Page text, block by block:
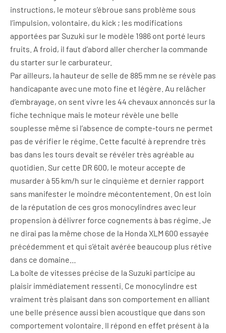
instructions, le moteur s’ébroue sans problème sous
l’impulsion, volontaire, du kick ; les modifications
apportées par Suzuki sur le modèle 1986 ont porté leurs
fruits. A froid, il faut d’abord aller chercher la commande
du starter sur le carburateur.
Par ailleurs, la hauteur de selle de 885 mm ne se révèle pas
handicapante avec une moto fine et légère. Au relâcher
d’embrayage, on sent vivre les 44 chevaux annoncés sur la
fiche technique mais le moteur révèle une belle
souplesse même si l’absence de compte-tours ne permet
pas de vérifier le régime. Cette faculté à reprendre très
bas dans les tours devait se révéler très agréable au
quotidien. Sur cette DR 600, le moteur accepte de
musarder à 55 km/h sur le cinquième et dernier rapport
sans manifester le moindre mécontentement. On est loin
de la réputation de ces gros monocylindres avec leur
propension à délivrer force cognements à bas régime. Je
ne dirai pas la même chose de la Honda XLM 600 essayée
précédemment et qui s’était avérée beaucoup plus rétive
dans ce domaine…
La boîte de vitesses précise de la Suzuki participe au
plaisir immédiatement ressenti. Ce monocylindre est
vraiment très plaisant dans son comportement en alliant
une belle présence aussi bien acoustique que dans son
comportement volontaire. Il répond en effet présent à la